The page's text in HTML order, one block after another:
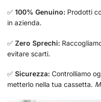
✅ 100% Genuino: Prodotti
in azienda.
✅ Zero Sprechi:
evitare scarti.
✅ Sicurezza: Controlliamo
metterlo nella tua cassetta.